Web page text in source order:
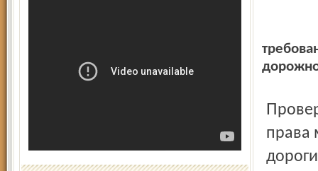
Проверкой установлено, что государственная регистрация
права